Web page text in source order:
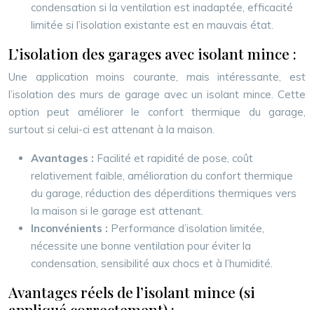
condensation si la ventilation est inadaptée, efficacité
limitée si l’isolation existante est en mauvais état.
L’isolation des garages avec isolant mince :
Une application moins courante, mais intéressante, est
l’isolation des murs de garage avec un isolant mince. Cette
option peut améliorer le confort thermique du garage,
surtout si celui-ci est attenant à la maison.
Avantages : Facilité et rapidité de pose, coût
relativement faible, amélioration du confort thermique
du garage, réduction des déperditions thermiques vers
la maison si le garage est attenant.
Inconvénients : Performance d’isolation limitée,
nécessite une bonne ventilation pour éviter la
condensation, sensibilité aux chocs et à l’humidité.
Avantages réels de l’isolant mince (si